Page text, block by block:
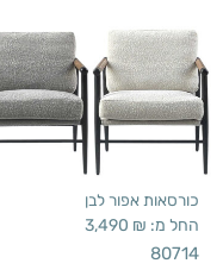
כורסאות אפור לבן
החל מ: 3,490 ₪
80714